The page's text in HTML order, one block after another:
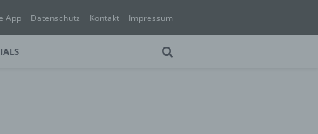
App Datenschutz Kontakt Impressum